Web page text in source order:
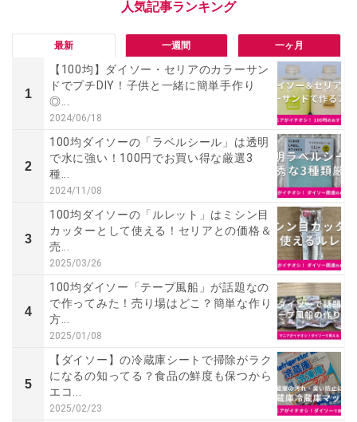
最新 一週間 一ヶ月
1
【100均】ダイソー・セリアのカラーサン
ドでプチDIY！子供と一緒に簡単手作り
◎...
2024/06/18
2
100均ダイソーの「ラベルシール」は透明
で水に強い！100円でお買い得な厳選3
種...
2024/11/08
3
100均ダイソーの「ルレット」はミシン目
カッターとして使える！セリアとの価格＆
売...
2025/03/26
4
100均ダイソー「テープ風船」が話題なの
で作ってみた！売り場はどこ？簡単な作り
方...
2025/01/08
5
【ダイソー】の冷蔵庫シートで掃除がラク
になるの知ってる？食品の鮮度も保つから
エコ...
2025/02/23